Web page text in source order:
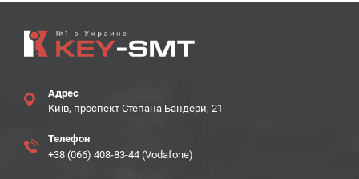
Адрес
Київ, проспект Степана Бандери, 21
Телефон
+38 (066) 408-83-44 (Vodafone)